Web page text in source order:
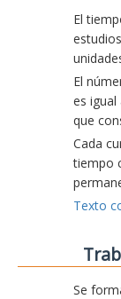
El
El
es
que
Cada
tiempo
Texto
Se